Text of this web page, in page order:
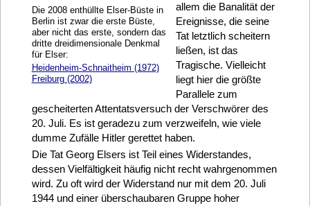
Die 2008 enthüllte Elser-Büste in
Berlin ist zwar die erste Büste,
aber nicht das erste, sondern das
dritte dreidimensionale Denkmal
für Elser:
Heidenheim-Schnaitheim (1972)
Freiburg (2002)
allem die Banalität der
Ereignisse, die seine
Tat letztlich scheitern
ließen, ist das
Tragische. Vielleicht
liegt hier die größte
Parallele zum
gescheiterten Attentatsversuch der Verschwörer des
20. Juli. Es ist geradezu zum verzweifeln, wie viele
dumme Zufälle Hitler gerettet haben.
Die Tat Georg Elsers ist Teil eines Widerstandes,
dessen Vielfältigkeit häufig nicht recht wahrgenommen
wird. Zu oft wird der Widerstand nur mit dem 20. Juli
1944 und einer überschaubaren Gruppe hoher